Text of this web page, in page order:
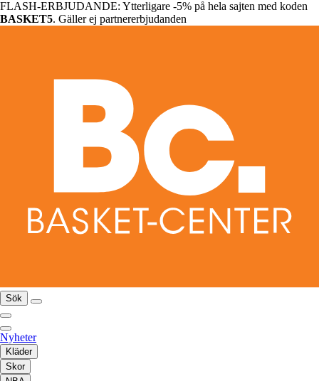
FLASH-ERBJUDANDE: Ytterligare -5% på hela sajten med koden
BASKET5. Gäller ej partnererbjudanden
Sök
Nyheter
Kläder
Skor